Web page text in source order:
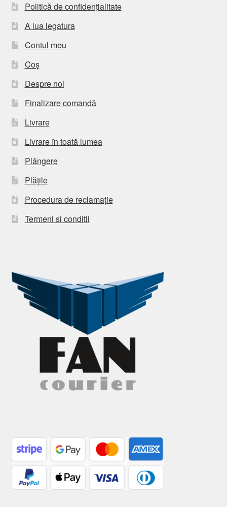
Politică de confidențialitate
A lua legatura
Contul meu
Coș
Despre noi
Finalizare comandă
Livrare
Livrare în toată lumea
Plângere
Plățile
Procedura de reclamație
Termeni si conditii